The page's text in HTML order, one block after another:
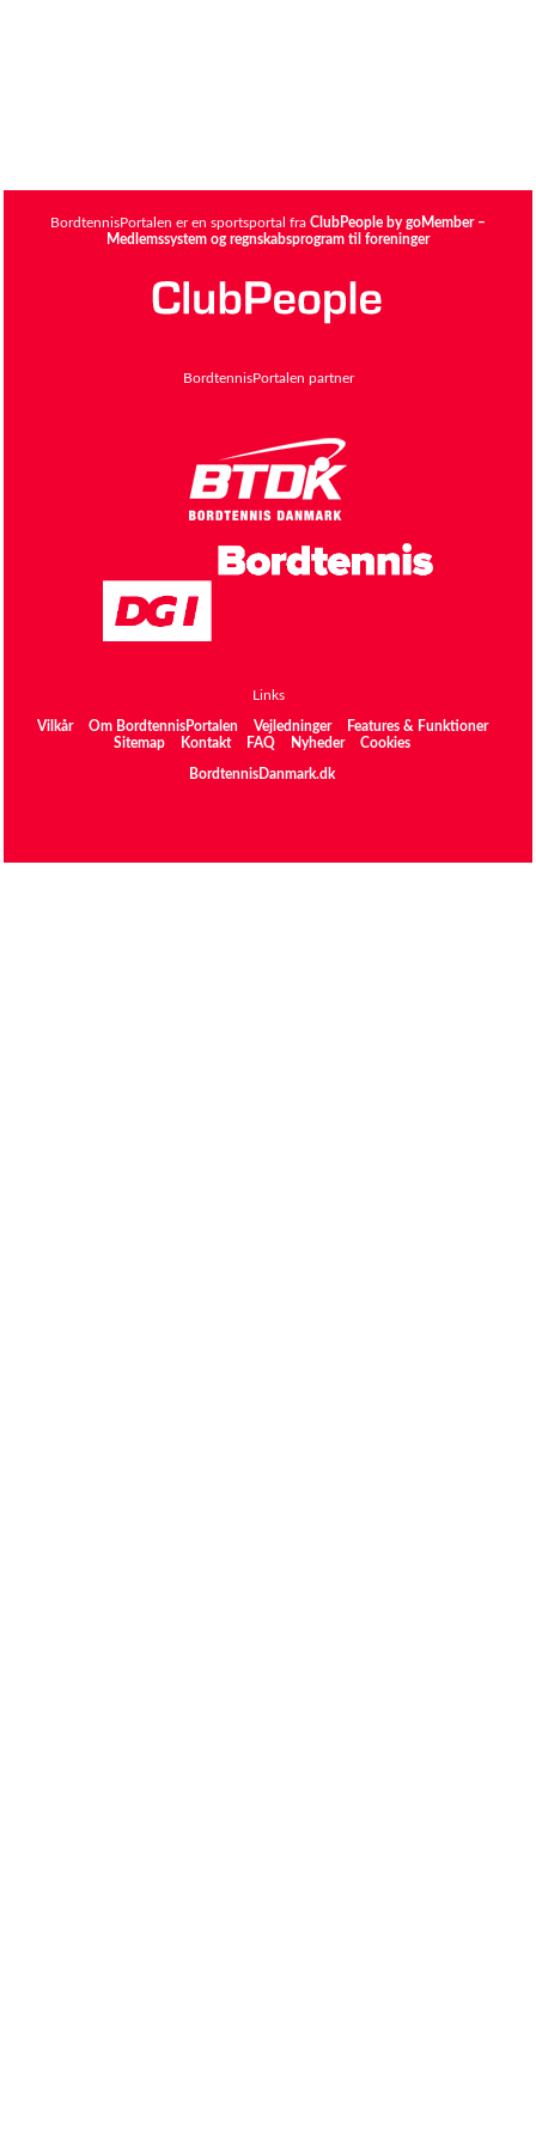
BordtennisPortalen er en sportsportal fra ClubPeople by goMember –
Medlemssystem og regnskabsprogram til foreninger
BordtennisPortalen partner
Links
Vilkår Om BordtennisPortalen Vejledninger
Features & Funktioner
Sitemap
Kontakt FAQ Nyheder Cookies
BordtennisDanmark.dk